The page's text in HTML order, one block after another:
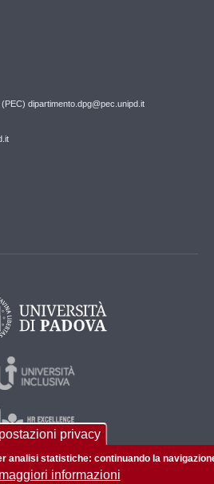
dipartimento.dpg@pec.unipd.it
privacy
analisi statistiche: continuando la
informazioni